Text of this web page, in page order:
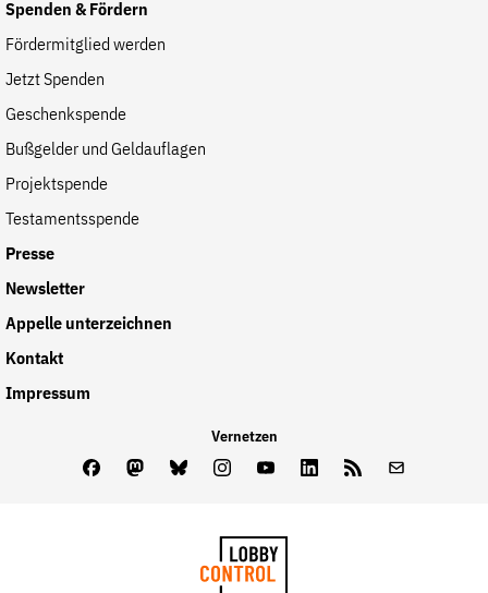
Spenden & Fördern
Fördermitglied werden
Jetzt Spenden
Geschenkspende
Bußgelder und Geldauflagen
Projektspende
Testamentsspende
Presse
Newsletter
Appelle unterzeichnen
Kontakt
Impressum
Vernetzen
FacebookMastodon
BlueskyInstagram
YoutubeLinkedInFeed